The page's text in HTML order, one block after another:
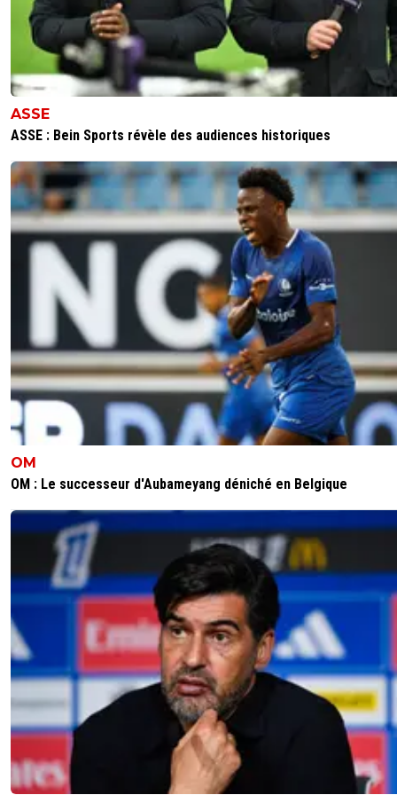
c'était mangé 2,3,4 buts ..etc je vois en quoi
aurait été mieux pour eux....
30 buts, 7 buts concédés sur la ldc 9 clean sur
matchs pour arsenal
45 buts, 26 buts concédés sur la ldc 5 clean sur
matchs pour le psg.
totoladouceur 01 juin 2026 à 1:01 +175
Archi faux car l'inter de milan à fait pire contre le barca
étoo à joué double arrière droit
Répondre
l-mir-abelle 31 mai 2026 à 21:12 + 155
On se demande de quel côté du channel se trouve la
league 😂
2+ Répondre
reds13 31 mai 2026 à 22:04 +1098
Après côté du classement des palmarès
30 titres, on traîne la pâte, en France a part paris
0+ Répondre
JogaBonitoParigo 31 mai 2026 à 21:07 +330
Rien à dire de plus, et c'est dommage d'avoir gâché le
qui devait être le plus excitant de l'année bien qu'on
du mal à surpasser la double confrontation face au
était la vraie finale cette année.
4+ Répondre
SidneyBallondOr 31 mai 2026 à 20:58
complètement d'accord.
3+
ASSE
ASSE : Bein Sports révèle des audiences historiques
OM
OM : Le successeur d'Aubameyang déniché en Belgique